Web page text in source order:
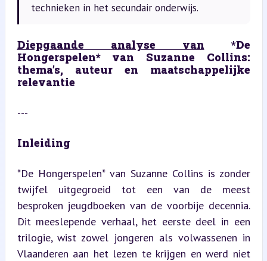
technieken in het secundair onderwijs.
Diepgaande analyse van *De
Hongerspelen* van Suzanne Collins:
thema’s, auteur en maatschappelijke
relevantie
---
Inleiding
*De Hongerspelen* van Suzanne Collins is zonder
twijfel uitgegroeid tot een van de meest
besproken jeugdboeken van de voorbije decennia.
Dit meeslepende verhaal, het eerste deel in een
trilogie, wist zowel jongeren als volwassenen in
Vlaanderen aan het lezen te krijgen en werd niet